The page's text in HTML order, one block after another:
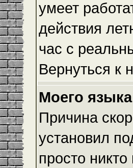
умеет
действия
час с
Вернуться к
Моего
Причина
установил
просто